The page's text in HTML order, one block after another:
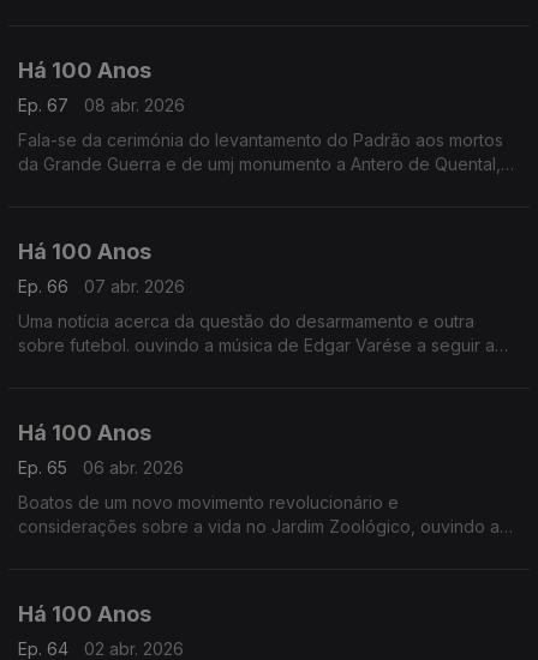
Há 100 Anos
Ep. 67
08 abr. 2026
Fala-se da cerimónia do levantamento do Padrão aos mortos
da Grande Guerra e de umj monumento a Antero de Quental,
Há 100 Anos
Ep. 66
07 abr. 2026
Uma notícia acerca da questão do desarmamento e outra
sobre futebol. ouvindo a música de Edgar Varése a seguir a
Há 100 Anos
Ep. 65
06 abr. 2026
Boatos de um novo movimento revolucionário e
considerações sobre a vida no Jardim Zoológico, ouvindo a
Há 100 Anos
Ep. 64
02 abr. 2026